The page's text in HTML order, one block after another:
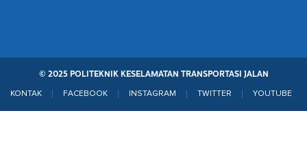
© 2025 POLITEKNIK KESELAMATAN TRANSPORTASI JALAN
KONTAK FACEBOOK INSTAGRAM TWITTER YOUTUBE